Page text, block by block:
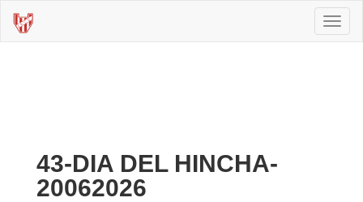
43-DIA DEL HINCHA-
20062026